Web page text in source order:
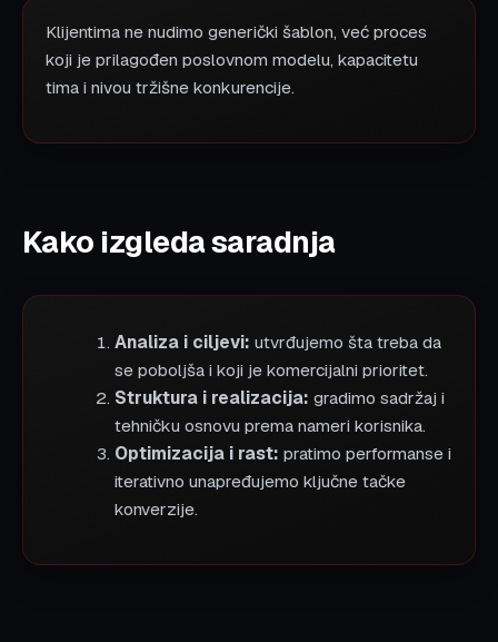
Klijentima ne nudimo generički šablon, već proces
koji je prilagođen poslovnom modelu, kapacitetu
tima i nivou tržišne konkurencije.
Kako izgleda saradnja
Analiza i ciljevi: utvrđujemo šta treba da
se poboljša i koji je komercijalni prioritet.
Struktura i realizacija: gradimo sadržaj i
tehničku osnovu prema nameri korisnika.
Optimizacija i rast: pratimo performanse i
iterativno unapređujemo ključne tačke
konverzije.